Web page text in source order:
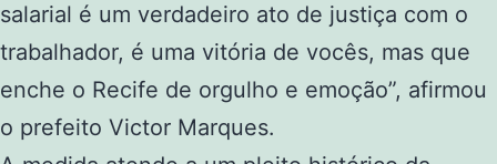
salarial é um verdadeiro ato de justiça com o
trabalhador, é uma vitória de vocês, mas que
enche o Recife de orgulho e emoção”, afirmou
o prefeito Victor Marques.